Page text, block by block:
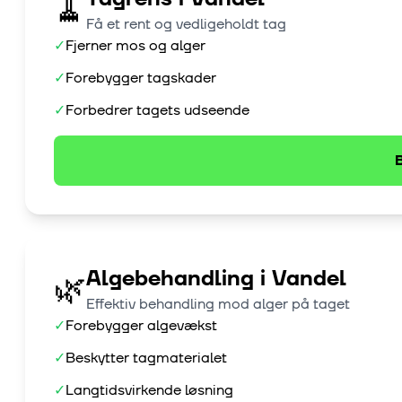
🧹 Få et rent og vedligeholdt tag
✓Fjerner mos og alger
✓Forebygger tagskader
✓Forbedrer tagets udseende
🌿Algebehandling i Vandel
Effektiv behandling mod alger på taget
✓Forebygger algevækst
✓Beskytter tagmaterialet
✓Langtidsvirkende løsning